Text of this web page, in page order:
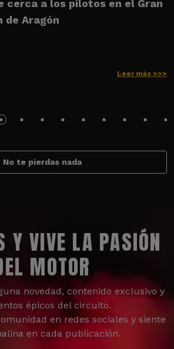
cerca a los pilotos en el Gran
de Aragón
Leer más >>>
No te pierdas nada
Y VIVE LA PASIÓN
MOTOR
novedad, contenido exclusivo y
épicos del circuito.
en redes sociales y siente
en cada publicación.